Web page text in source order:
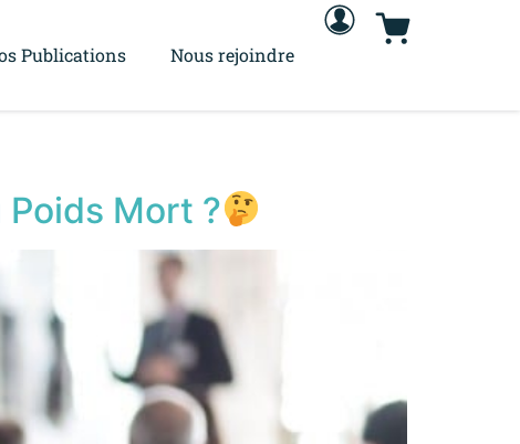
Publications Nous rejoindre
Poids Mort ?